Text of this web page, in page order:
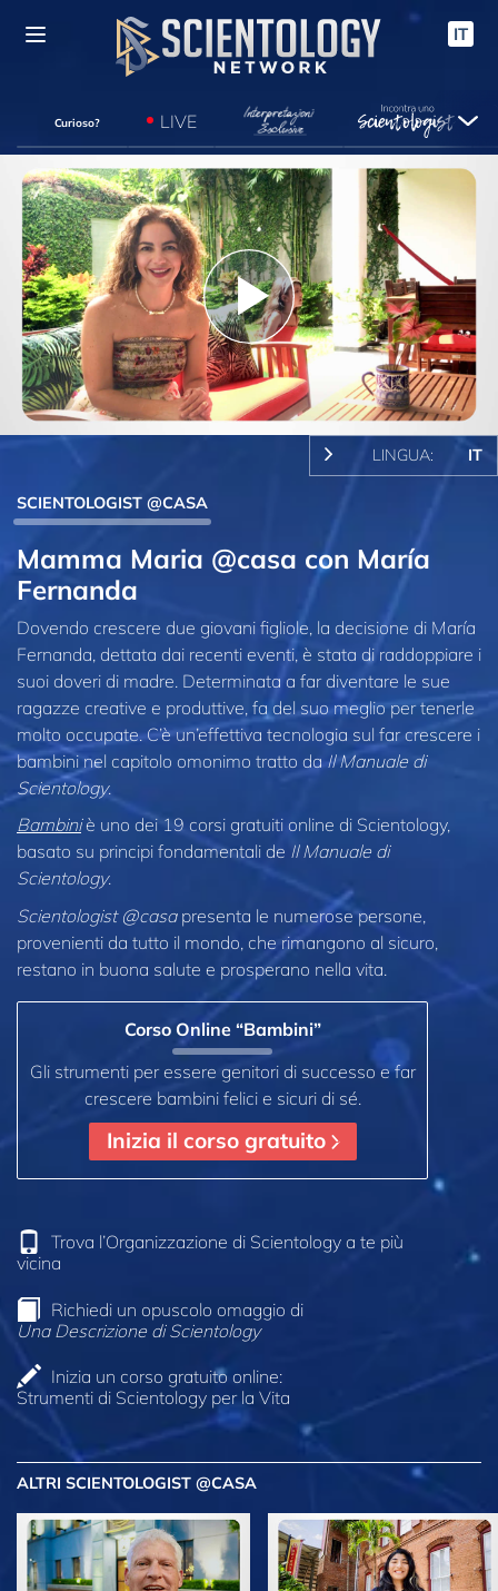
IT
Curioso? LIVE
Play
Video
LINGUA: IT
SCIENTOLOGIST @CASA
Mamma Maria @casa con María
Fernanda
Dovendo crescere due giovani figliole, la decisione di María
Fernanda, dettata dai recenti eventi, è stata di raddoppiare i
suoi doveri di madre. Determinata a far diventare le sue
ragazze creative e produttive, fa del suo meglio per tenerle
molto occupate. C’è un’effettiva tecnologia sul far crescere i
bambini nel capitolo omonimo tratto da Il Manuale di
Scientology.
Bambiniè uno dei 19 corsi gratuiti online di Scientology,
basato su principi fondamentali de Il Manuale di
Scientology.
Scientologist @casapresenta le numerose persone,
provenienti da tutto il mondo, che rimangono al sicuro,
restano in buona salute e prosperano nella vita.
Corso Online “Bambini”
Gli strumenti per essere genitori di successo e far
crescere bambini felici e sicuri di sé.
Inizia il corso gratuito
Trova l’Organizzazione di Scientology a te più
vicina
Richiedi un opuscolo omaggio di
Una Descrizione di Scientology
Inizia un corso gratuito online:
Strumenti di Scientology per la Vita
ALTRI SCIENTOLOGIST @CASA